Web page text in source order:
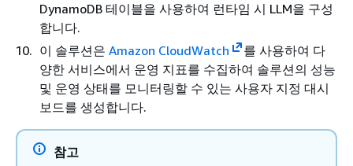
DynamoDB 테이블을 사용하여 런타임 시 LLM을 구성
합니다.
이 솔루션은 Amazon CloudWatch
를 사용하여 다
양한 서비스에서 운영 지표를 수집하여 솔루션의 성능
및 운영 상태를 모니터링할 수 있는 사용자 지정 대시
보드를 생성합니다.
참고